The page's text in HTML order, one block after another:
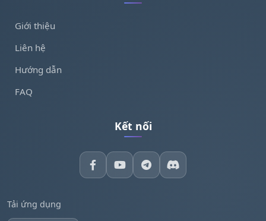
Giới thiệu
Liên hệ
Hướng dẫn
FAQ
Kết nối
Tải ứng dụng